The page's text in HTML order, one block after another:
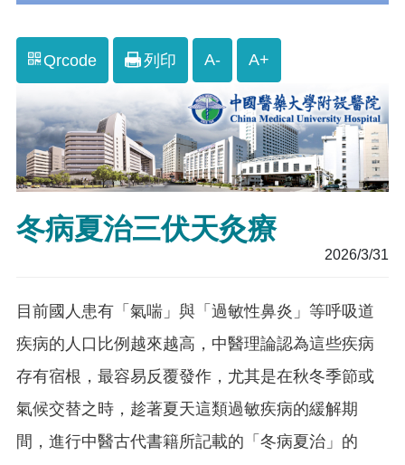
Qrcode 列印 A- A+
冬病夏治三伏天灸療
2026/3/31
目前國人患有「氣喘」與「過敏性鼻炎」等呼吸道
疾病的人口比例越來越高，中醫理論認為這些疾病
存有宿根，最容易反覆發作，尤其是在秋冬季節或
氣候交替之時，趁著夏天這類過敏疾病的緩解期
間，進行中醫古代書籍所記載的「冬病夏治」的